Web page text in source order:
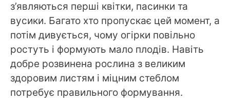
з’являються перші квітки, пасинки та
вусики. Багато хто пропускає цей момент, а
потім дивується, чому огірки повільно
ростуть і формують мало плодів. Навіть
добре розвинена рослина з великим
здоровим листям і міцним стеблом
потребує правильного формування.